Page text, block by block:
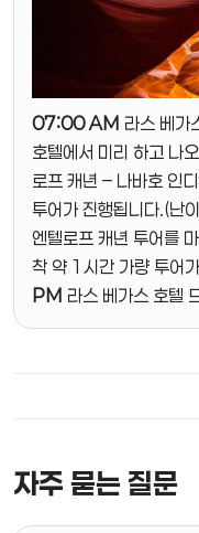
07:00 AM 라스 베가
호텔에서 미리 하고 나
로프 캐년 – 나바호 인
투어가 진행됩니다.(난
엔텔로프 캐년 투어를
착 약 1시간 가량 투어
PM 라스 베가스 호텔
자주 묻는 질문